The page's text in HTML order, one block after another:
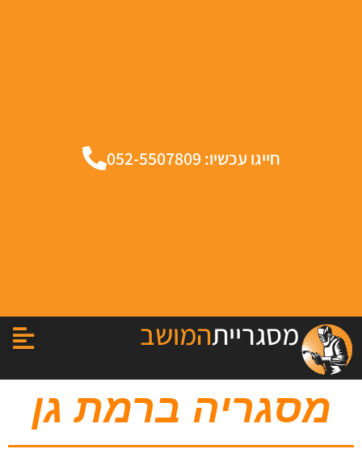
חייגו עכשיו: 052-5507809
מסגרייתהמושב
מסגריה ברמת גן